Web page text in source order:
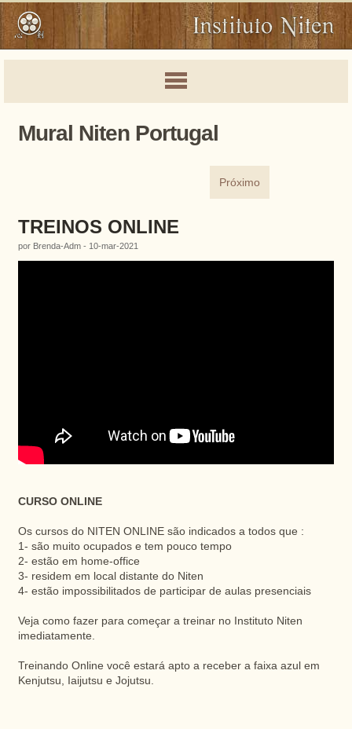
Mural Niten Portugal
Próximo
TREINOS ONLINE
por Brenda-Adm - 10-mar-2021
CURSO ONLINE
Os cursos do NITEN ONLINE são indicados a todos que :
1- são muito ocupados e tem pouco tempo
2- estão em home-office
3- residem em local distante do Niten
4- estão impossibilitados de participar de aulas presenciais
Veja como fazer para começar a treinar no Instituto Niten
imediatamente.
Treinando Online você estará apto a receber a faixa azul em
Kenjutsu, Iaijutsu e Jojutsu.